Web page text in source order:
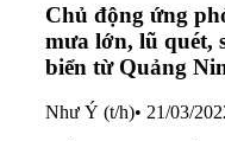
Chủ động ứng
mưa lớn, lũ quét,
biển từ Quảng
Như Ý (t/h)• 21/03/